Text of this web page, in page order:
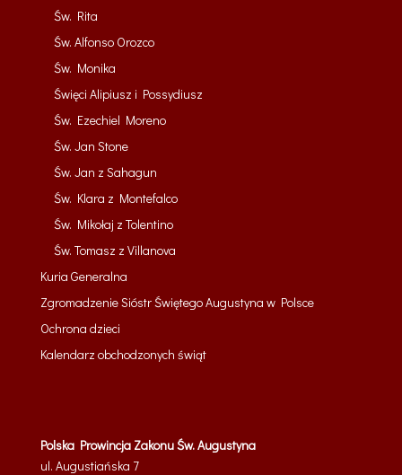
Św. Rita
Św. Alfonso Orozco
Św. Monika
Święci Alipiusz i Possydiusz
Św. Ezechiel Moreno
Św. Jan Stone
Św. Jan z Sahagun
Św. Klara z Montefalco
Św. Mikołaj z Tolentino
Św. Tomasz z Villanova
Kuria Generalna
Zgromadzenie Sióstr Świętego Augustyna w Polsce
Ochrona dzieci
Kalendarz obchodzonych świąt
Polska Prowincja Zakonu Św. Augustyna
ul. Augustiańska 7